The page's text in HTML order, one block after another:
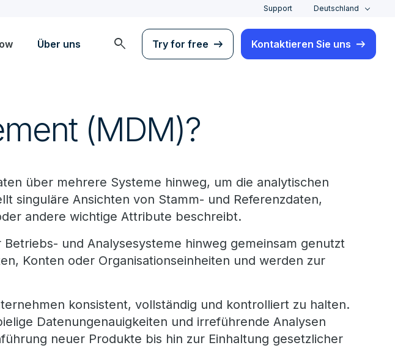
Support Deutschland
Über uns search Try for free Kontaktieren Sie uns
(MDM)?
über mehrere Systeme hinweg, um die analytischen
singuläre Ansichten von Stamm- und Referenzdaten,
andere wichtige Attribute beschreibt.
und Analysesysteme hinweg gemeinsam genutzt
Konten oder Organisationseinheiten und werden zur
konsistent, vollständig und kontrolliert zu halten.
Datenungenauigkeiten und irreführende Analysen
neuer Produkte bis hin zur Einhaltung gesetzlicher